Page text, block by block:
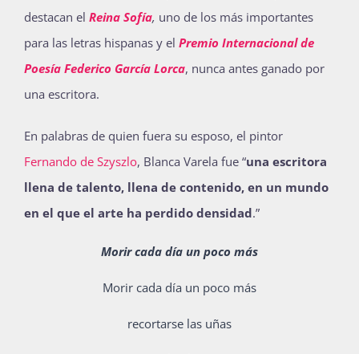
destacan el Reina Sofía, uno de los más importantes
para las letras hispanas y el Premio Internacional de
Poesía Federico García Lorca, nunca antes ganado por
una escritora.
En palabras de quien fuera su esposo, el pintor ​​
Fernando de Szyszlo, Blanca Varela fue “una escritora
llena de talento, llena de contenido, en un mundo
en el que el arte ha perdido densidad.”
Morir cada día un poco más
Morir cada día un poco más
recortarse las uñas